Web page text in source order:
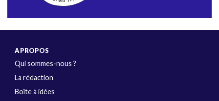
A PROPOS
Qui sommes-nous ?
La rédaction
Boîte à idées